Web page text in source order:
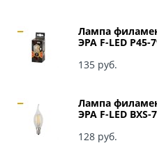
Лампа
ЭРА F-LED
135 руб.
Лампа
ЭРА F-LED
128 руб.